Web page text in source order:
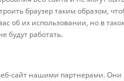
браузер таким образом,
об их использовании, но в
будут работать.
сайт нашими партнерами. Они